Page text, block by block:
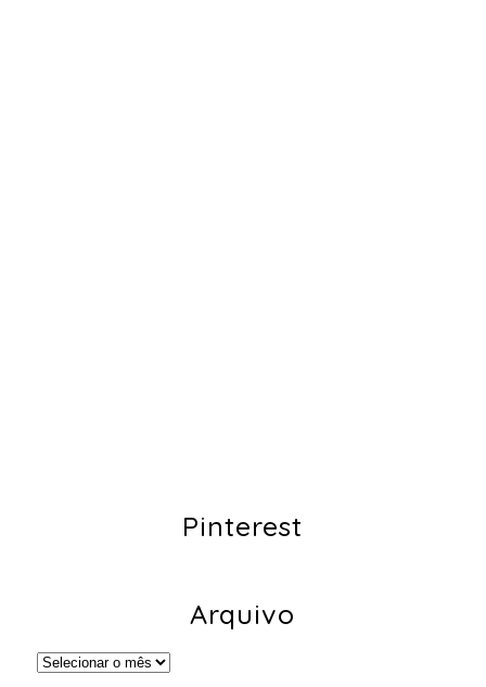
Pinterest
Arquivo
Arquivo